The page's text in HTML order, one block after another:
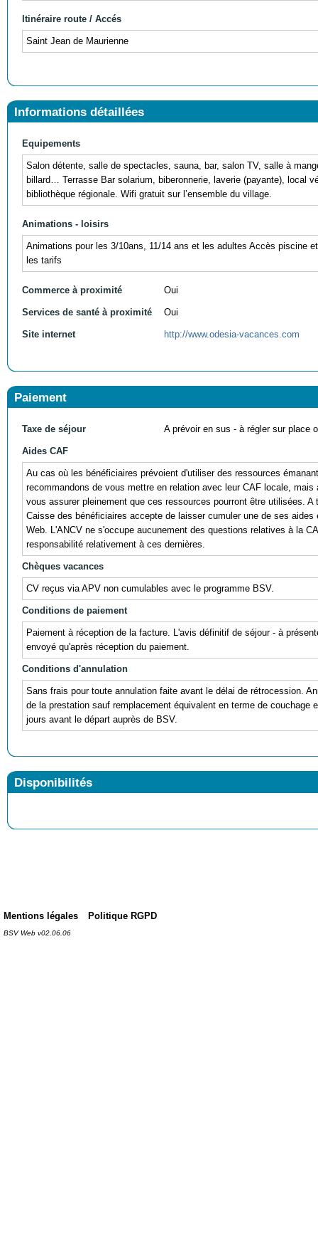
Itinéraire route / Accés
Saint Jean de Maurienne
Informations détaillées
Equipements
Salon détente, salle de spectacles, sauna, bar, salon TV, salle à
billard… Terrasse Bar solarium, biberonnerie, laverie (payante), local
bibliothèque régionale. Wifi gratuit sur l’ensemble du village.
Animations - loisirs
Animations pour les 3/10ans, 11/14 ans et les adultes Accès piscine
les tarifs
Commerce à proximité Oui
Services de santé à proximité Oui
Site internet http://www.odesia-vacances.com
Paiement
Taxe de séjour A prévoir en sus - à régler sur place
Aides CAF
Au cas où les bénéficiaires prévoient d'utiliser des ressources
recommandons de vous mettre en relation avec leur CAF locale,
vous assurer pleinement que ces ressources pourront être utilisées.
Caisse des bénéficiaires accepte de laisser cumuler une de ses
Web. L'ANCV ne s'occupe aucunement des questions relatives à la
responsabilité relativement à ces dernières.
Chèques vacances
CV reçus via APV non cumulables avec le programme BSV.
Conditions de paiement
Paiement à réception de la facture. L'avis définitif de séjour - à
envoyé qu'après réception du paiement.
Conditions d'annulation
Sans frais pour toute annulation faite avant le délai de rétrocession.
de la prestation sauf remplacement équivalent en terme de couchage
jours avant le départ auprès de BSV.
Disponibilités
Mentions légales Politique RGPD
BSV Web v02.06.06